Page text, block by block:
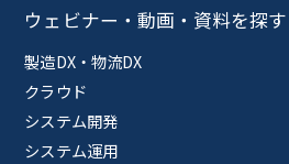
ウェビナー・動画・資料を探す
製造DX・物流DX
クラウド
システム開発
システム運用